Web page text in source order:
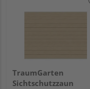
TraumGarten
Sichtschutzzaun